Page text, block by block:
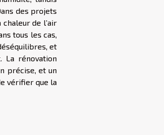
des projets
de l’air
tous les cas,
et
La rénovation
précise, et un
vérifier que la